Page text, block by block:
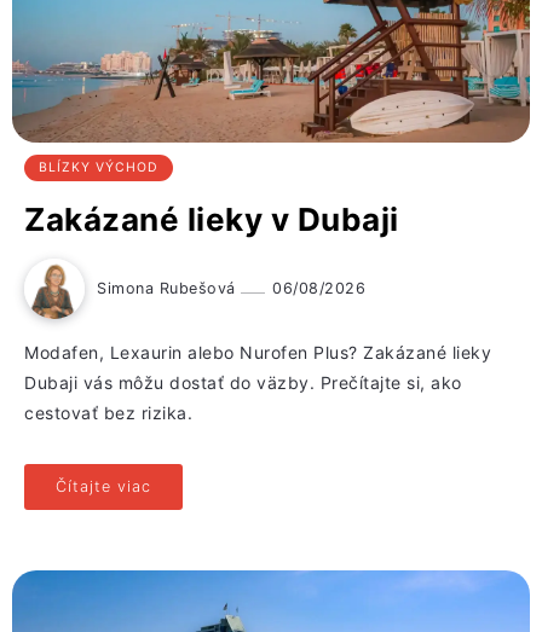
BLÍZKY VÝCHOD
Zakázané lieky v Dubaji
Simona Rubešová 06/08/2026
Modafen, Lexaurin alebo Nurofen Plus? Zakázané lieky
Dubaji vás môžu dostať do väzby. Prečítajte si, ako
cestovať bez rizika.
Čítajte viac